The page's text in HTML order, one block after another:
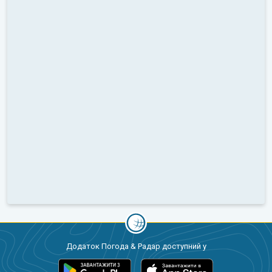
Додаток Погода & Радар доступний у